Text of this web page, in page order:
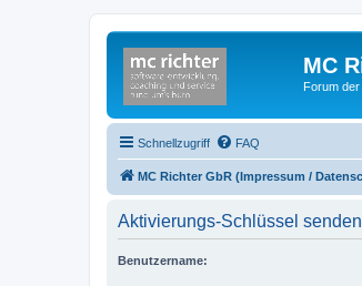
MC
Forum
Schnellzugriff FAQ
MC Richter GbR (Impressum /
Aktivierungs-Schlüssel senden
Benutzername: